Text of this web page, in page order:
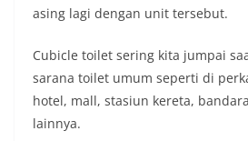
asing lagi dengan unit tersebut.
Cubicle toilet sering kita jumpai
sarana toilet umum seperti di
hotel, mall, stasiun kereta,
lainnya.